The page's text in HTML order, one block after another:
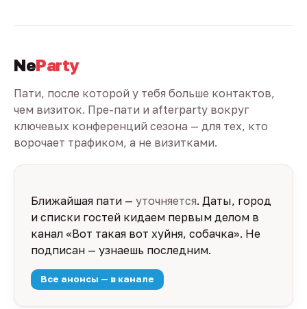
NeParty
Пати, после которой у тебя больше контактов,
чем визиток. Пре-пати и afterparty вокруг
ключевых конференций сезона — для тех, кто
ворочает трафиком, а не визитками.
Ближайшая пати — уточняется. Даты, город
и списки гостей кидаем первым делом в
канал «Вот такая вот хуйня, собачка». Не
подписан — узнаешь последним.
Все анонсы — в канале